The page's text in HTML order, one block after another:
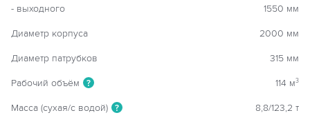
- выходного 1550 мм
Диаметр корпуса 2000 мм
Диаметр патрубков 315 мм
Рабочий объём ? 114 м3
Масса (сухая/с водой) ? 8,8/123,2 т